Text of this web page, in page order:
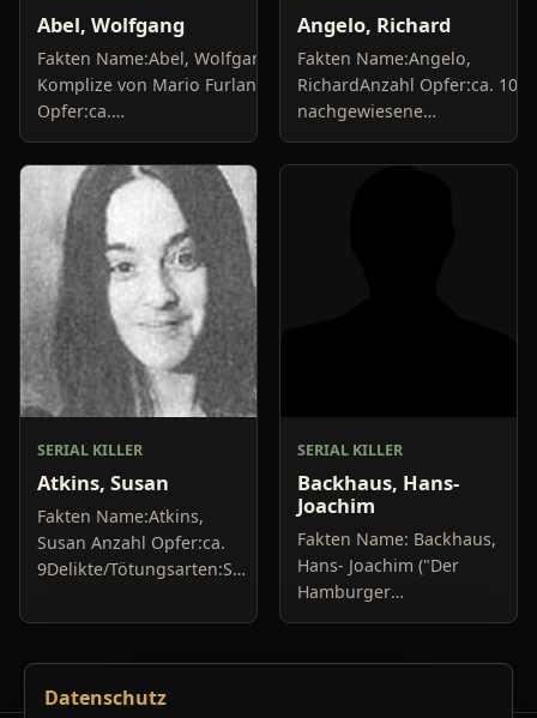
Abel, Wolfgang
Fakten Name:Abel, Wolfgang;
Komplize von Mario FurlanAnzahl
Opfer:ca.
10+Delikte/Tötungsarten:Mord,
BrandstiftungFestnahme:1984Urteil:30
Jahre Haft,...
Angelo, Richard
Fakten Name:Angelo,
RichardAnzahl Opfer:ca. 10
nachgewiesene
MordeDelikte/
war Krankenpfleger, der
SERIAL KILLER
Atkins, Susan
Fakten Name:Atkins,
Susan Anzahl Opfer:ca.
9Delikte/Tötungsarten:Sie
Manson Familie;
SERIAL KILLER
Backhaus, Hans-
Joachim
Fakten Name: Backhaus,
Hans- Joachim ("Der
Hamburger
Maskenmann",
Anzahl Opfer:
Datenschutz